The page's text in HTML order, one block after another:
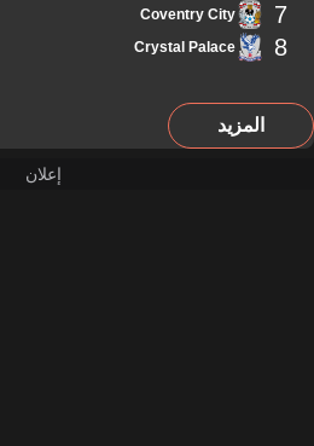
7
Coventry City
8
Crystal Palace
المزيد